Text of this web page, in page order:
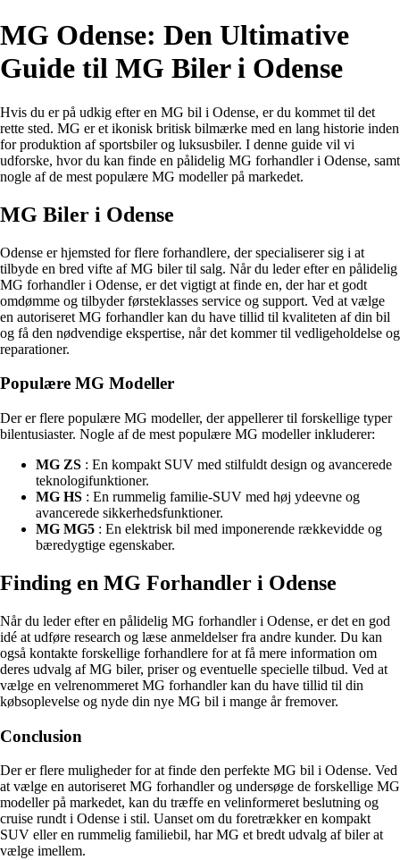
MG Odense: Den Ultimative
Guide til MG Biler i Odense
Hvis du er på udkig efter en MG bil i Odense, er du kommet til det
rette sted. MG er et ikonisk britisk bilmærke med en lang historie inden
for produktion af sportsbiler og luksusbiler. I denne guide vil vi
udforske, hvor du kan finde en pålidelig MG forhandler i Odense, samt
nogle af de mest populære MG modeller på markedet.
MG Biler i Odense
Odense er hjemsted for flere forhandlere, der specialiserer sig i at
tilbyde en bred vifte af MG biler til salg. Når du leder efter en pålidelig
MG forhandler i Odense, er det vigtigt at finde en, der har et godt
omdømme og tilbyder førsteklasses service og support. Ved at vælge
en autoriseret MG forhandler kan du have tillid til kvaliteten af ​​din bil
og få den nødvendige ekspertise, når det kommer til vedligeholdelse og
reparationer.
Populære MG Modeller
Der er flere populære MG modeller, der appellerer til forskellige typer
bilentusiaster. Nogle af de mest populære MG modeller inkluderer:
MG ZS : En kompakt SUV med stilfuldt design og avancerede
teknologifunktioner.
MG HS : En rummelig familie-SUV med høj ydeevne og
avancerede sikkerhedsfunktioner.
MG MG5 : En elektrisk bil med imponerende rækkevidde og
bæredygtige egenskaber.
Finding en MG Forhandler i Odense
Når du leder efter en pålidelig MG forhandler i Odense, er det en god
idé at udføre research og læse anmeldelser fra andre kunder. Du kan
også kontakte forskellige forhandlere for at få mere information om
deres udvalg af MG biler, priser og eventuelle specielle tilbud. Ved at
vælge en velrenommeret MG forhandler kan du have tillid til din
købsoplevelse og nyde din nye MG bil i mange år fremover.
Conclusion
Der er flere muligheder for at finde den perfekte MG bil i Odense. Ved
at vælge en autoriseret MG forhandler og undersøge de forskellige MG
modeller på markedet, kan du træffe en velinformeret beslutning og
cruise rundt i Odense i stil. Uanset om du foretrækker en kompakt
SUV eller en rummelig familiebil, har MG et bredt udvalg af biler at
vælge imellem.